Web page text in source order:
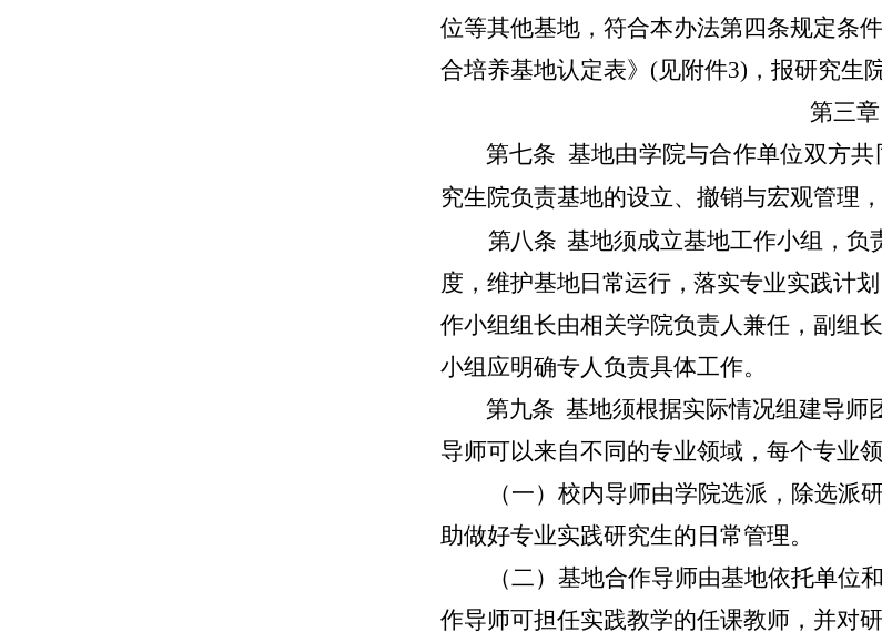
位等其他基地，符合本办法第四条规定条
合培养基地认定表》(见附件3)，报研究生
第三章
第七条 基地由学院与合作单位双方
究生院负责基地的设立、撤销与宏观管理，
第八条 基地须成立基地工作小组，负
度，维护基地日常运行，落实专业实践计
作小组组长由相关学院负责人兼任，副组
小组应明确专人负责具体工作。
第九条 基地须根据实际情况组建导师
导师可以来自不同的专业领域，每个专业
（一） 校内导师由学院选派，除选派
助做好专业实践研究生的日常管理。
（二） 基地合作导师由基地依托单位
作导师可担任实践教学的任课教师，并对